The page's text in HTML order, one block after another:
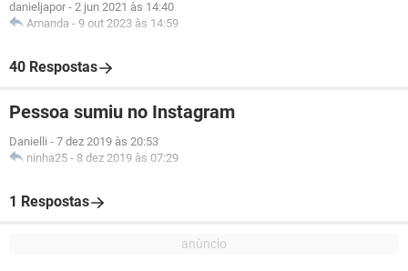
danieljapor - 2 jun 2021 às 14:40
Amanda - 9 out 2023 às 14:59
40 Respostas
Pessoa sumiu no Instagram
Danielli - 7 dez 2019 às 20:53
ninha25 - 8 dez 2019 às 07:29
1 Respostas